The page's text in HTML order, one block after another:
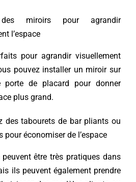
miroirs pour agrandir
l’espace
pour agrandir visuellement
pouvez installer un miroir sur
de placard pour donner
plus grand.
des tabourets de bar pliants ou
pour économiser de l’espace
être très pratiques dans
ils peuvent également prendre